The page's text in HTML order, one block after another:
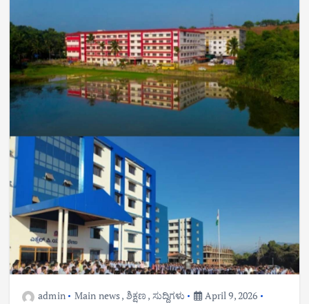
admin Main news, ಶಿಕ್ಷಣ , ಸುದ್ದಿಗಳು
April 9, 2026